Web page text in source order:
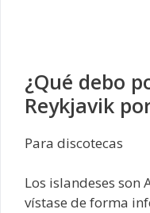
¿Qué debo
Reykjavik
Para discotecas
Los islandeses son
vístase de forma